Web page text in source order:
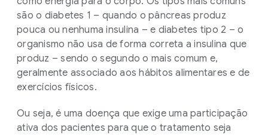
são o diabetes 1 – quando o pâncreas produz
pouca ou nenhuma insulina – e diabetes tipo 2 – o
organismo não usa de forma correta a insulina que
produz – sendo o segundo o mais comum e,
geralmente associado aos hábitos alimentares e de
exercícios físicos.
Ou seja, é uma doença que exige uma participação
ativa dos pacientes para que o tratamento seja